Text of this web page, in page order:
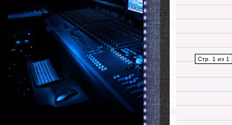
Стр. 1 из 1